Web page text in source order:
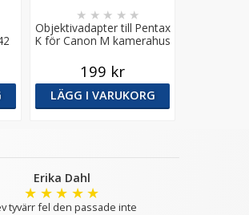
Objektivadapter till Pentax
K för Canon M kamerahus
★ ★ ★ ★ ★
199 kr
LÄGG I VARUKORG
Erika Dahl
★ ★ ★ ★ ★
tyvärr fel den passade inte